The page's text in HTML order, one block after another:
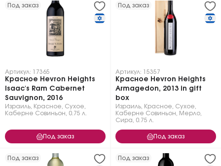
Под заказ
Артикул: 17365
Красное Hevron Heights
Isaac's Ram Cabernet
Sauvignon, 2016
Израиль Красное Сухое
Каберне Совиньон
0.75 л.
Под заказ
Под заказ
Артикул: 15357
Красное Hevron Heights
Armagedon, 2013 in gift
box
Израиль Красное Сухое
Каберне Совиньон
Мерло
Сира
0.75 л.
Под заказ
Под заказ Под заказ